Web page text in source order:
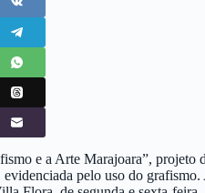
e a Arte Marajoara”, projeto
pelo uso do